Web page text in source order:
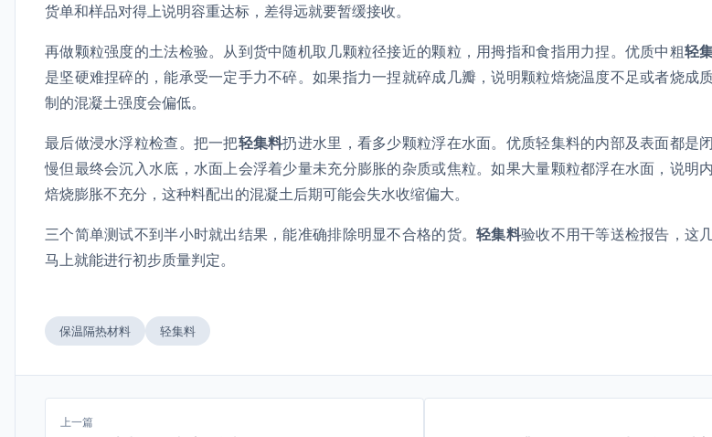
货单和样品对得上说明容重达标，差得远就要暂缓接收。
再做颗粒强度的土法检验。从到货中随机取几颗粒径接近的颗粒，用拇指和食指用力捏。优质中粗轻
是坚硬难捏碎的，能承受一定手力不碎。如果指力一捏就碎成几瓣，说明颗粒焙烧温度不足或者烧成
制的混凝土强度会偏低。
最后做浸水浮粒检查。把一把轻集料扔进水里，看多少颗粒浮在水面。优质轻集料的内部及表面都是
慢但最终会沉入水底，水面上会浮着少量未充分膨胀的杂质或焦粒。如果大量颗粒都浮在水面，说明
焙烧膨胀不充分，这种料配出的混凝土后期可能会失水收缩偏大。
三个简单测试不到半小时就出结果，能准确排除明显不合格的货。轻集料验收不用干等送检报告，这
马上就能进行初步质量判定。
保温隔热材料 轻集料
上一篇